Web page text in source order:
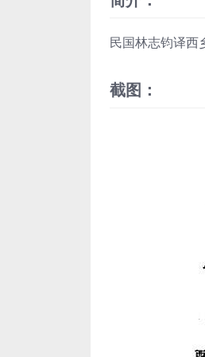
民国林志钧译西
截图：